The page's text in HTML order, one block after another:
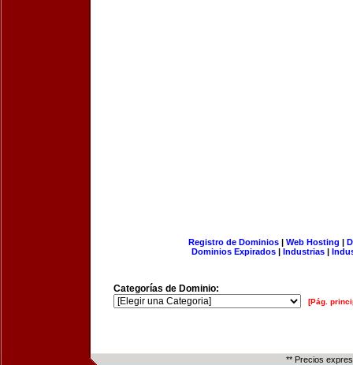
Registro de Dominios| Web Hosting |
Dominios Expirados | Industrias |
Categorías de Dominio:
[Pág.
** Precios